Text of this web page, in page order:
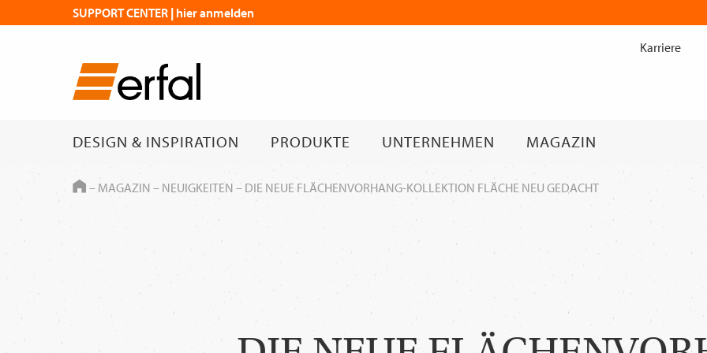
Inhalt
DESIGN & INSPIRATION PRODUKTE UNTERNEHMEN MAGAZIN
Karriere
SUPPORT CENTER | hier anmelden
HOME
– MAGAZIN – NEUIGKEITEN – DIE NEUE FLÄCHENVORHANG-KOLLEKTION FLÄCHE NEU GEDACHT